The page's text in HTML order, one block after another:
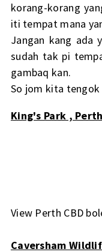
korang-korang
iti tempat mana
Jangan kang ada
sudah tak pi
gambaq kan.
So jom kita tengok
King's Park ,
View Perth CBD
Caversham